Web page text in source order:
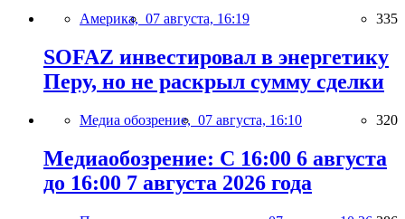
Америка, 07 августа, 16:19 335
SOFAZ инвестировал в энергетику
Перу, но не раскрыл сумму сделки
Медиа обозрение, 07 августа, 16:10 320
Медиаобозрение: С 16:00 6 августа
до 16:00 7 августа 2026 года